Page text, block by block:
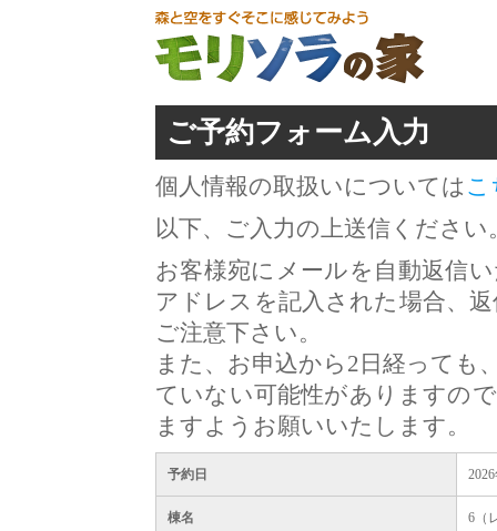
ご予約フォーム入力
個人情報の取扱いについては こ
以下、ご入力の上送信ください
お客様宛にメールを自動返信
アドレスを記入された場合、
ご注意下さい。
また、お申込から2日経っても
ていない可能性がありますの
ますようお願いいたします。
予約日
棟名 6（